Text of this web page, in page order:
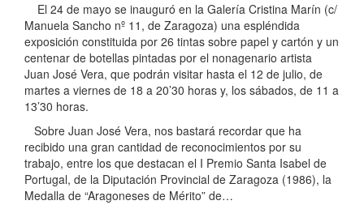
El 24 de mayo se inauguró en la Galería Cristina Marín (c/
Manuela Sancho nº 11, de Zaragoza) una espléndida
exposición constituida por 26 tintas sobre papel y cartón y un
centenar de botellas pintadas por el nonagenario artista
Juan José Vera, que podrán visitar hasta el 12 de julio, de
martes a viernes de 18 a 20’30 horas y, los sábados, de 11 a
13’30 horas.
Sobre Juan José Vera, nos bastará recordar que ha
recibido una gran cantidad de reconocimientos por su
trabajo, entre los que destacan el I Premio Santa Isabel de
Portugal, de la Diputación Provincial de Zaragoza (1986), la
Medalla de “Aragoneses de Mérito” de…